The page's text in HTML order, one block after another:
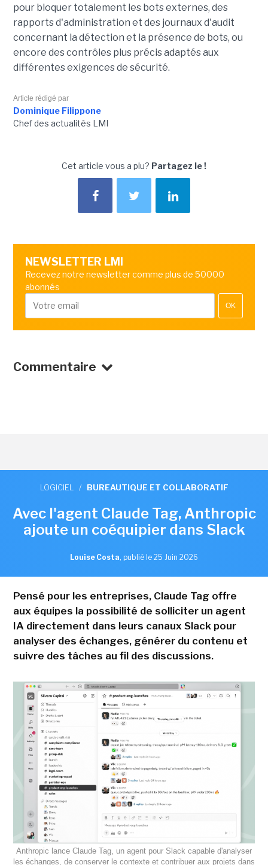
pour bloquer totalement les bots externes, des
rapports d'administration et des journaux d'audit
concernant la détection et la présence de bots, ou
encore des contrôles plus précis adaptés aux
différentes exigences de sécurité.
Article rédigé par
Dominique Filippone
Chef des actualités LMI
Cet article vous a plu? Partagez le !
NEWSLETTER LMI
Recevez notre newsletter comme plus de 50000
abonnés
OK
Commentaire
LOGICIEL / BUREAUTIQUE ET COLLABORATIF
Avec l'agent Claude Tag, Anthropic
ajoute un coéquipier dans Slack
Louise Costa, publié le 25 Juin 2026
Pensé pour les entreprises, Claude Tag offre
aux équipes la possibilité de solliciter un agent
IA directement dans leurs canaux Slack pour
analyser des échanges, générer du contenu et
suivre des tâches au fil des discussions.
Anthropic lance Claude Tag, un agent pour Slack capable d'analyser
les échanges, de conserver le contexte et contribuer aux projets dans